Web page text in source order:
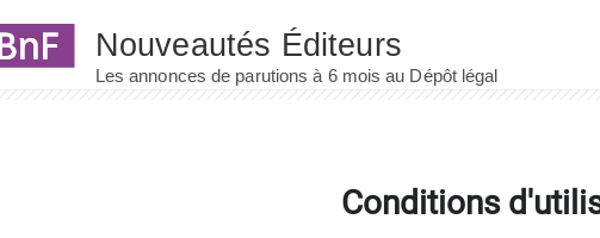
Conditions